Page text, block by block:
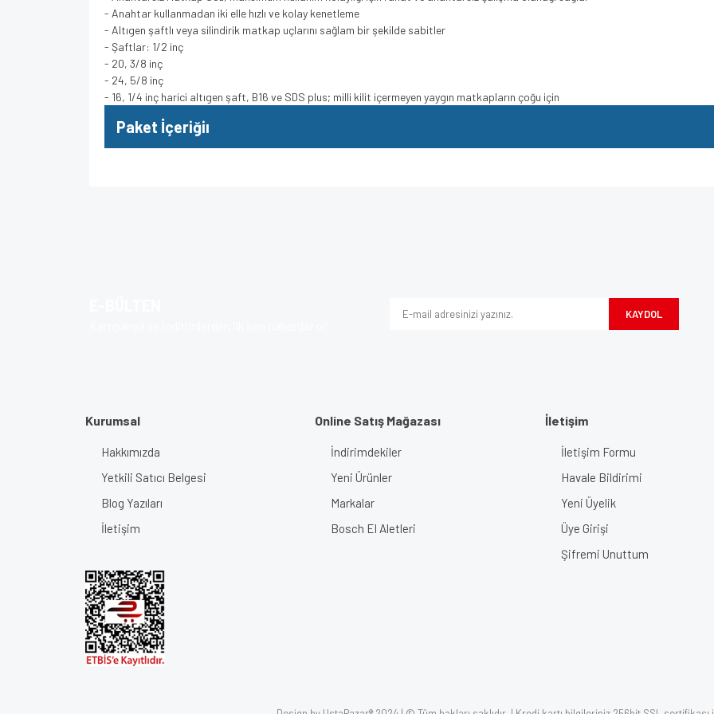
- Anahtar kullanmadan iki elle hızlı ve kolay kenetleme
- Altıgen şaftlı veya silindirik matkap uçlarını sağlam bir şekilde sabitler
- Şaftlar: 1/2 inç
- 20, 3/8 inç
- 24, 5/8 inç
- 16, 1/4 inç harici altıgen şaft, B16 ve SDS plus; milli kilit içermeyen yaygın matkapların çoğu için
Paket İçeriğiı
KAYDOL
Kurumsal
Hakkımızda
Yetkili Satıcı Belgesi
Blog Yazıları
İletişim
Online Satış Mağazası
İndirimdekiler
Yeni Ürünler
Markalar
Bosch El Aletleri
İletişim
İletişim Formu
Havale Bildirimi
Yeni Üyelik
Üye Girişi
Şifremi Unuttum